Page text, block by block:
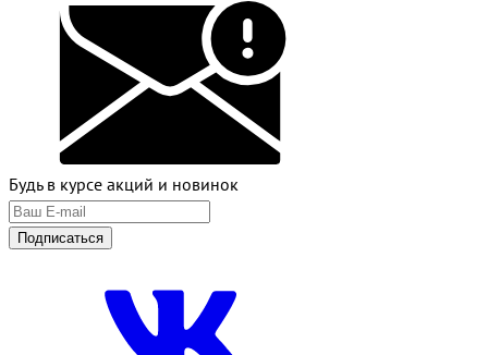
Будь в курсе акций и новинок
Подписаться